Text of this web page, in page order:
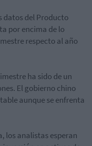
datos del Producto
por encima de lo
respecto al año
ha sido de un
El gobierno chino
aunque se enfrenta
los analistas esperan